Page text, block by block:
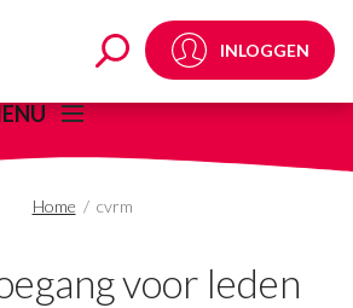
- NVDA
INLOGGEN
Home / cvrm
voor leden